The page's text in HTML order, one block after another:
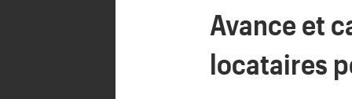
Avance et
locataires